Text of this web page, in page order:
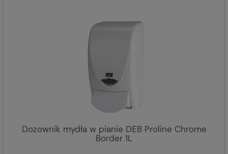
Dozownik mydła w pianie DEB Proline Chrome
Border 1L